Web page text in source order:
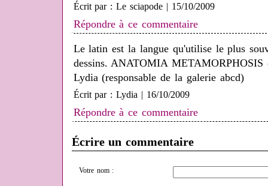
Écrit par : Le sciapode | 15/10/2009
Répondre à ce commentaire
Le latin est la langue qu'utilise le plus
dessins. ANATOMIA METAMORPHOSIS
Lydia (responsable de la galerie abcd)
Écrit par : Lydia | 16/10/2009
Répondre à ce commentaire
Écrire un commentaire
Votre nom :